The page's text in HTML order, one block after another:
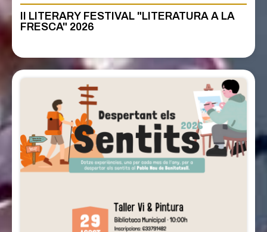
II LITERARY FESTIVAL "LITERATURA A LA
FRESCA" 2026